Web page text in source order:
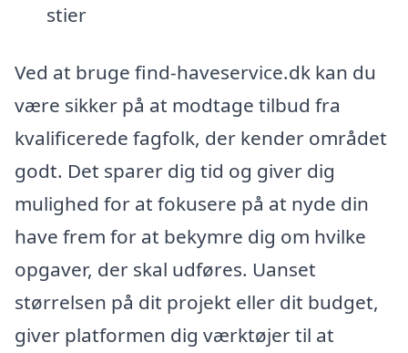
stier
Ved at bruge find-haveservice.dk kan du
være sikker på at modtage tilbud fra
kvalificerede fagfolk, der kender området
godt. Det sparer dig tid og giver dig
mulighed for at fokusere på at nyde din
have frem for at bekymre dig om hvilke
opgaver, der skal udføres. Uanset
størrelsen på dit projekt eller dit budget,
giver platformen dig værktøjer til at